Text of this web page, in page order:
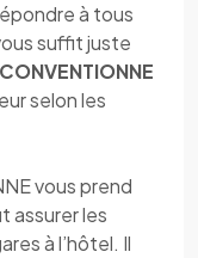
à tous
suffit juste
selon les
vous prend
assurer les
à l’hôtel. Il